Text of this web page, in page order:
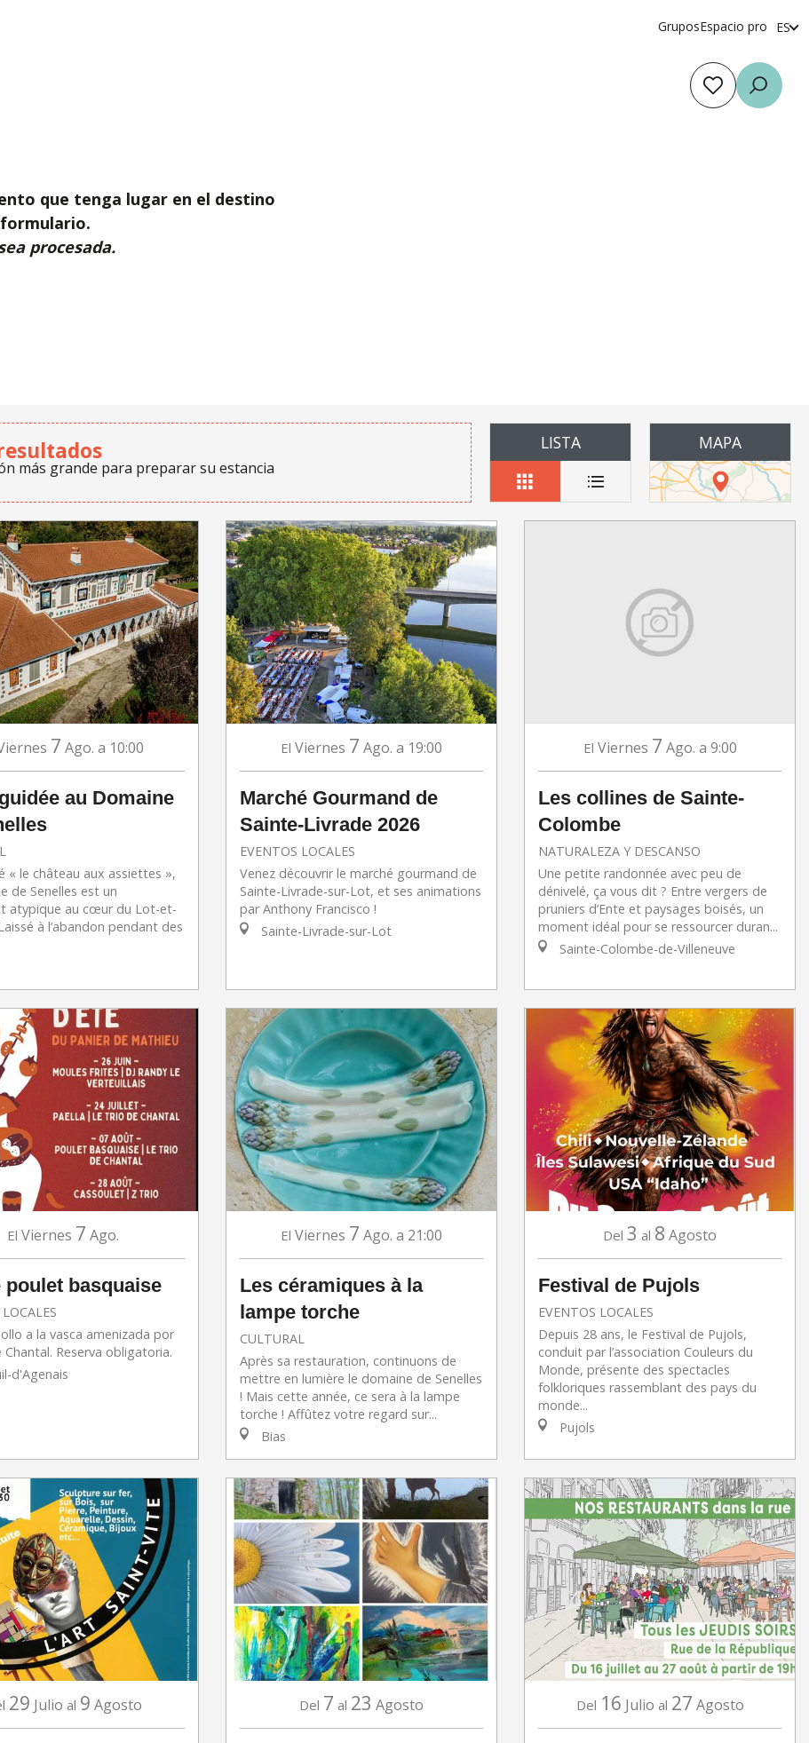
GruposEspacio pro ES
en
favoris
que tenga lugar en el destino
procesada.
más grande para preparar su estancia
LISTA MAPA
7 Ago. a 10:00
au Domaine
« le château aux assiettes »,
de Senelles est un
atypique au cœur du Lot-et-
à l’abandon pendant des
El Viernes 7 Ago. a 19:00
Marché Gourmand de
Sainte-Livrade 2026
EVENTOS LOCALES
Venez découvrir le marché gourmand de
Sainte-Livrade-sur-Lot, et ses animations
par Anthony Francisco !
Sainte-Livrade-sur-Lot
El Viernes 7 Ago. a 9:00
Les collines de Sainte-
Colombe
NATURALEZA Y DESCANSO
Une petite randonnée avec peu de
dénivelé, ça vous dit ? Entre vergers de
pruniers d’Ente et paysages boisés, un
moment idéal pour se ressourcer duran...
Sainte-Colombe-de-Villeneuve
El Viernes 7 Ago.
poulet basquaise
a la vasca amenizada por
Chantal. Reserva obligatoria.
d'Agenais
El Viernes 7 Ago. a 21:00
Les céramiques à la
lampe torche
CULTURAL
Après sa restauration, continuons de
mettre en lumière le domaine de Senelles
! Mais cette année, ce sera à la lampe
torche ! Affûtez votre regard sur...
Bias
Del 3 al 8 Agosto
Festival de Pujols
EVENTOS LOCALES
Depuis 28 ans, le Festival de Pujols,
conduit par l’association Couleurs du
Monde, présente des spectacles
folkloriques rassemblant des pays du
monde...
Pujols
29 Julio al 9 Agosto Del 7 al 23 Agosto Del 16 Julio al 27 Agosto